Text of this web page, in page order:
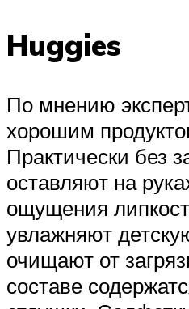
Huggies
По мнению
хорошим
Практически без
оставляют на
ощущения
увлажняют
очищают от
составе